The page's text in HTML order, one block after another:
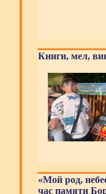
Книги, мел,
«Мой род,
час памяти